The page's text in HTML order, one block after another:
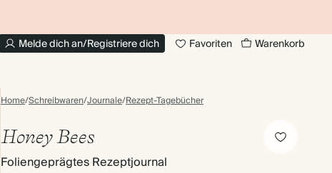
Melde dich an/Registriere dich Favoriten Warenkorb
Home/Schreibwaren/Journale/Rezept-Tagebücher
Honey Bees
Foliengeprägtes Rezeptjournal